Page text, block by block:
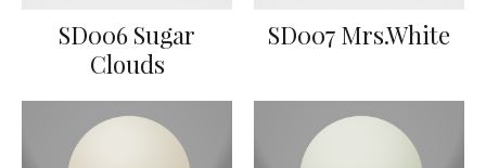
SD006 Sugar
Clouds
SD007 Mrs.White